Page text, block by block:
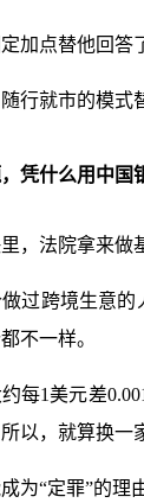
加点替他回答
行就市的模式
凭什么用中国
，法院拿来做
过跨境生意
不一样。
每1美元差
以，就算换
“定罪”的理由